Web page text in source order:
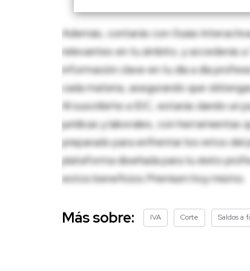
Además, contarás con Guías
relevantes en tu ámbito, y accederás
información clave en tu día a día
cada materia, asegurando que
Al suscribirte a IDC, estarás dando un
jurídicas y laborales, con
preparado para enfrentar los retos del
plataforma diseñada para tu éxito
estos beneficios Premium hoy mismo.
Más sobre: IVA Corte Saldos a